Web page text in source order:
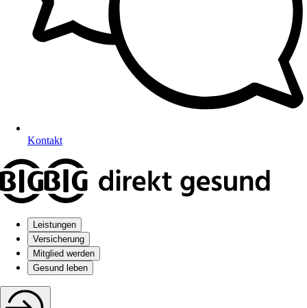
Kontakt
Leistungen
Versicherung
Mitglied werden
Gesund leben